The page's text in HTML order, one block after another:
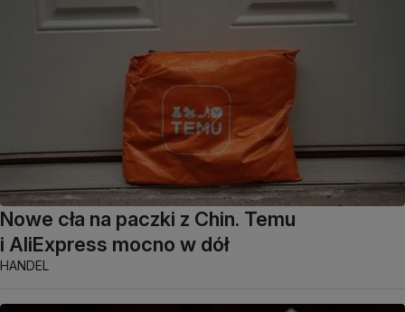
Nowe cła na paczki z Chin. Temu
i AliExpress mocno w dół
HANDEL